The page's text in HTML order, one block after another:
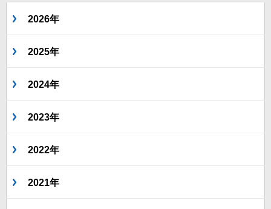
2026年
2025年
2024年
2023年
2022年
2021年